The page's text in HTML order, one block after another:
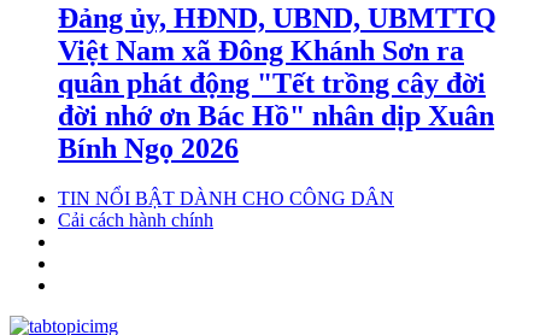
Đảng ủy, HĐND, UBND, UBMTTQ
Việt Nam xã Đông Khánh Sơn ra
quân phát động "Tết trồng cây đời
đời nhớ ơn Bác Hồ" nhân dịp Xuân
Bính Ngọ 2026
TIN NỔI BẬT DÀNH CHO CÔNG DÂN
Cải cách hành chính